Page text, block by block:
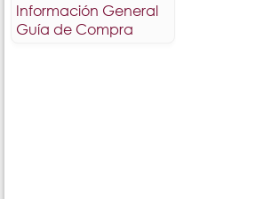
Información General
Guía de Compra